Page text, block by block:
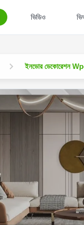
ভিডিও
ইনডোর ডেকোরেশন Wpc